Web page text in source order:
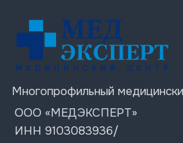
Контакты
О центре
Акции
Блог
Контакты